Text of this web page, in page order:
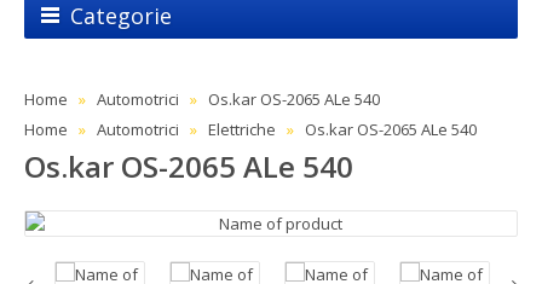
Categorie
Home Automotrici
Os.kar OS-2065 ALe 540
Home
Automotrici Elettriche Os.kar OS-2065 ALe 540
Os.kar OS-2065 ALe 540